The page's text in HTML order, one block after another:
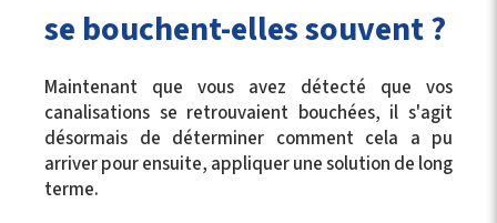
se bouchent-elles souvent ?
Maintenant que vous avez détecté que vos
canalisations se retrouvaient bouchées, il s'agit
désormais de déterminer comment cela a pu
arriver pour ensuite, appliquer une solution de long
terme.